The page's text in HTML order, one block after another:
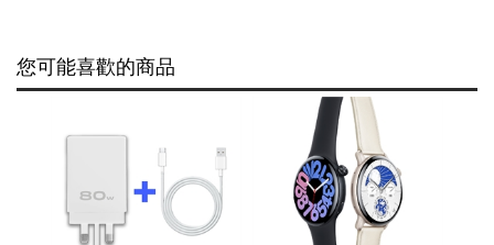
您可能喜歡的商品